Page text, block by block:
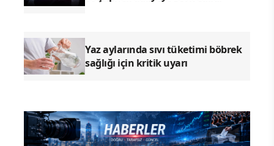
açısından Kayseri her zaman Anadolu’ya
ev sahipliği yapmasını bilmiştir. Ben
Kayseri’ye “ilklerin şehri” diyorum.
yapılmıştır. Anadolu’nun ilk şirketi
Kayseri’dedir. Kapadokya kralı ilk